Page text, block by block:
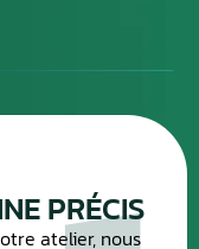
PRÉCIS
atelier, nous